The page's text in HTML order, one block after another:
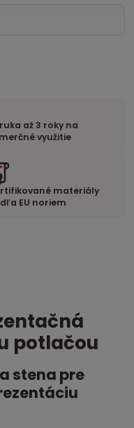
až 3 roky na
využitie
materiály
EU noriem
potlačou
stena pre